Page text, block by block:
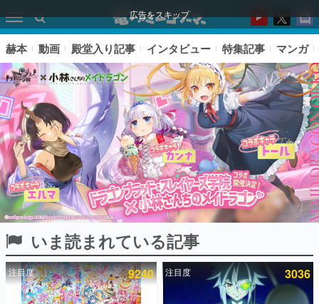
広告をスキップ
ピックアップ
電ファミのいま読まれている記事ランキング
赫本 動画 殿堂入り記事 インタビュー 特集記事 マンガ
いま読まれている記事
注目度 9240 注目度 3036